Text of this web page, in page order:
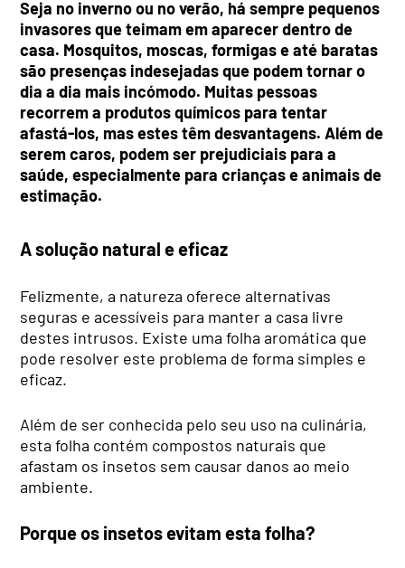
Seja no inverno ou no verão, há sempre pequenos
invasores que teimam em aparecer dentro de
casa. Mosquitos, moscas, formigas e até baratas
são presenças indesejadas que podem tornar o
dia a dia mais incómodo. Muitas pessoas
recorrem a produtos químicos para tentar
afastá-los, mas estes têm desvantagens. Além de
serem caros, podem ser prejudiciais para a
saúde, especialmente para crianças e animais de
estimação.
A solução natural e eficaz
Felizmente, a natureza oferece alternativas
seguras e acessíveis para manter a casa livre
destes intrusos. Existe uma folha aromática que
pode resolver este problema de forma simples e
eficaz.
Além de ser conhecida pelo seu uso na culinária,
esta folha contém compostos naturais que
afastam os insetos sem causar danos ao meio
ambiente.
Porque os insetos evitam esta folha?